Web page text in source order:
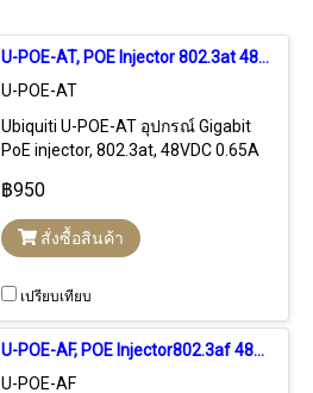
U-POE-AT, POE Injector 802.3at 48VDC 0.65A 30W Port Gigabit
U-POE-AT
Ubiquiti U-POE-AT อุปกรณ์ Gigabit
PoE injector, 802.3at, 48VDC 0.65A
฿950
สั่งซื้อสินค้า
เปรียบเทียบ
U-POE-AF, POE Injector802.3af 48VDC 0.32A 15.4W Port Gigabit
U-POE-AF